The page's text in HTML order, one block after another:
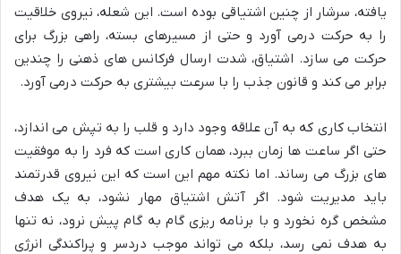
یافته، سرشار از چنین اشتیاقی بوده است. این شعله، نیروی خلاقیت
را به حرکت درمی آورد و حتی از مسیرهای بسته، راهی بزرگ برای
حرکت می سازد. اشتیاق، شدت ارسال فرکانس های ذهنی را چندین
برابر می کند و قانون جذب را با سرعت بیشتری به حرکت درمی آورد.
انتخاب کاری که به آن علاقه وجود دارد و قلب را به تپش می اندازد،
حتی اگر ساعت ها زمان ببرد، همان کاری است که فرد را به موفقیت
های بزرگ می رساند. اما نکته مهم این است که این نیروی قدرتمند
باید مدیریت شود. اگر آتش اشتیاق مهار نشود، به یک هدف
مشخص گره نخورد و با برنامه ریزی گام به گام پیش نرود، نه تنها
به هدف نمی رسد، بلکه می تواند موجب دردسر و پراکندگی انرژی